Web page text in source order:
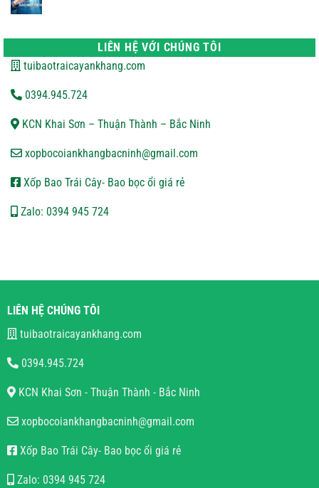
ở
SÁCH
BẢO
LIÊN HỆ VỚI CHÚNG TÔI
tuibaotraicayankhang.com
0394.945.724
KCN Khai Sơn – Thuận Thành – Bắc Ninh
xopbocoiankhangbacninh@gmail.com
Xốp Bao Trái Cây- Bao bọc ổi giá rẻ
Zalo: 0394 945 724
LIÊN HỆ CHÚNG TÔI
tuibaotraicayankhang.com
0394.945.724
KCN Khai Sơn - Thuận Thành - Bắc Ninh
xopbocoiankhangbacninh@gmail.com
Xốp Bao Trái Cây- Bao bọc ổi giá rẻ
Zalo: 0394 945 724